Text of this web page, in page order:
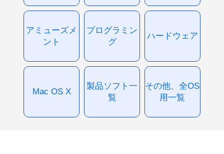
アミューズメ
ント
プログラミン
グ
ハードウェア
Mac OS X
製品ソフト一
覧
その他、全OS
用一覧